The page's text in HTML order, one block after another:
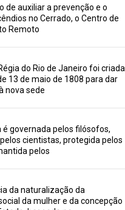
de auxiliar a prevenção e o
no Cerrado, o Centro de
Remoto
do Rio de Janeiro foi criada
13 de maio de 1808 para dar
nova sede
é governada pelos filósofos,
cientistas, protegida pelos
pelos
da naturalização da
da mulher e da concepção